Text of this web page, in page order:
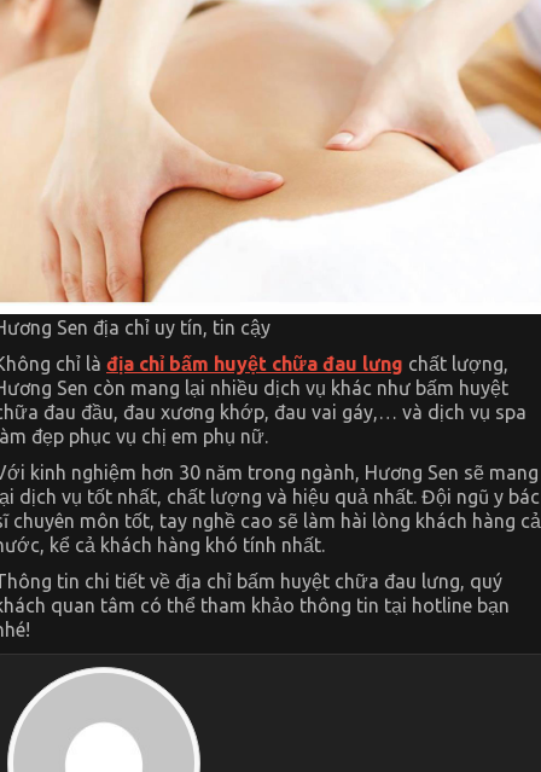
Sen địa chỉ uy tín, tin cậy
chỉ là địa chỉ bấm huyệt chữa đau lưng chất lượng,
Sen còn mang lại nhiều dịch vụ khác như bấm huyệt
đau đầu, đau xương khớp, đau vai gáy,… và dịch vụ spa
đẹp phục vụ chị em phụ nữ.
kinh nghiệm hơn 30 năm trong ngành, Hương Sen sẽ mang
dịch vụ tốt nhất, chất lượng và hiệu quả nhất. Đội ngũ y bác
chuyên môn tốt, tay nghề cao sẽ làm hài lòng khách hàng cả
kể cả khách hàng khó tính nhất.
tin chi tiết về địa chỉ bấm huyệt chữa đau lưng, quý
quan tâm có thể tham khảo thông tin tại hotline bạn